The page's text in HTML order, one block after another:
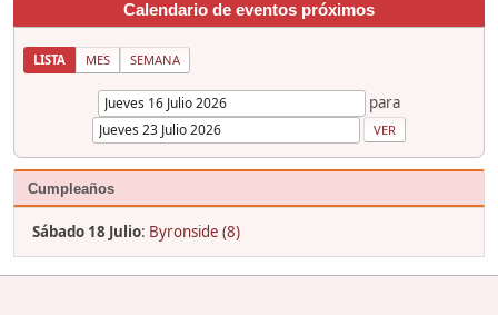
Calendario de eventos próximos
LISTA MES SEMANA
para
Cumpleaños
Sábado 18 Julio: Byronside (8)